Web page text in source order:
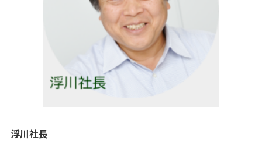
浮川社長